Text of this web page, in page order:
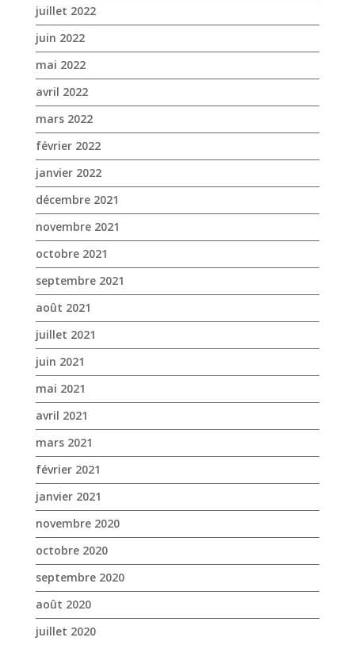
juillet 2022
juin 2022
mai 2022
avril 2022
mars 2022
février 2022
janvier 2022
décembre 2021
novembre 2021
octobre 2021
septembre 2021
août 2021
juillet 2021
juin 2021
mai 2021
avril 2021
mars 2021
février 2021
janvier 2021
novembre 2020
octobre 2020
septembre 2020
août 2020
juillet 2020